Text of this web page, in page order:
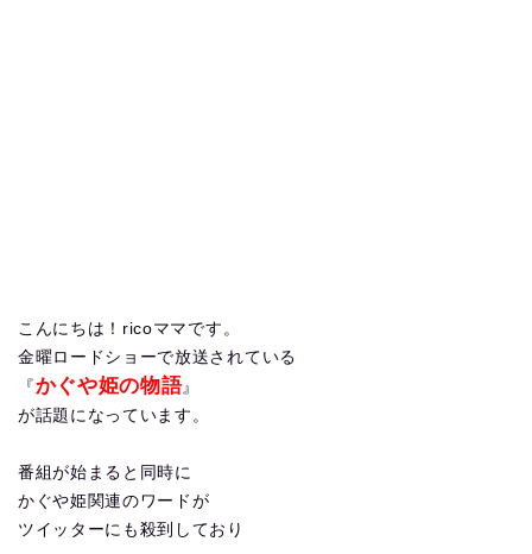
こんにちは！ricoママです。
金曜ロードショーで放送されている
『 かぐや姫の物語』
が話題になっています。
番組が始まると同時に
かぐや姫関連のワードが
ツイッターにも殺到しており